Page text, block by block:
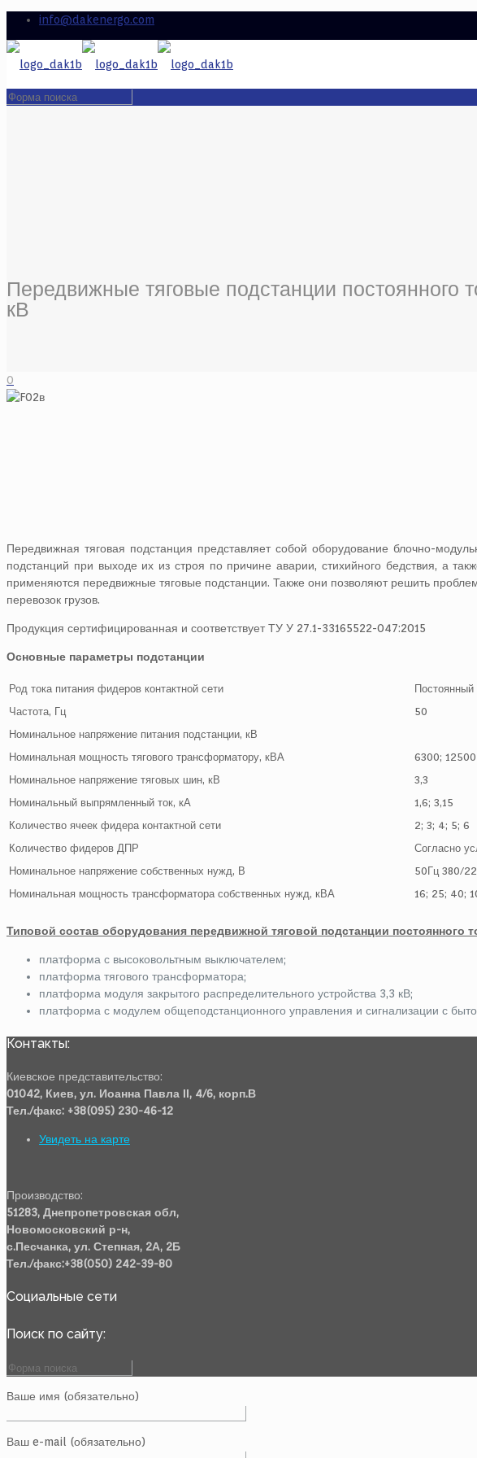
info@dakenergo.com
Передвижные тяговые подстанции постоянного
кВ
0
Передвижная тяговая подстанция представляет собой оборудование блочно-
подстанций при выходе их из строя по причине аварии, стихийного бедствия, а
применяются передвижные тяговые подстанции. Также они позволяют решить
перевозок грузов.
Продукция сертифицированная и соответствует ТУ У 27.1-33165522-047:2015
Основные параметры подстанции
Род тока питания фидеров контактной сети
Постоянный
Частота, Гц
50
Номинальное напряжение питания подстанции, кВ
Номинальная мощность тягового трансформатору, кВА
6300; 12500
Номинальное напряжение тяговых шин, кВ
3,3
Номинальный выпрямленный ток, кА
1,6; 3,15
Количество ячеек фидера контактной сети
2; 3; 4; 5; 6
Количество фидеров ДПР
Согласно
Номинальное напряжение собственных нужд, В
50Гц 380/
Номинальная мощность трансформатора собственных нужд, кВА
16; 25; 40;
Типовой состав оборудования передвижной тяговой подстанции постоянного
платформа с высоковольтным выключателем;
платформа тягового трансформатора;
платформа модуля закрытого распределительного устройства 3,3 кВ;
платформа с модулем общеподстанционного управления и сигнализации с
Контакты:
Киевское представительство:
01042, Киев, ул. Иоанна Павла ІІ, 4/6, корп.В
Тел./факс: +38(095) 230-46-12
Увидеть на карте
Производство:
51283, Днепропетровская обл,
Новомосковский р-н,
с.Песчанка, ул. Степная, 2А, 2Б
Тел./факс:+38(050) 242-39-80
Социальные сети
Поиск по сайту:
Ваше имя (обязательно)
Ваш e-mail (обязательно)